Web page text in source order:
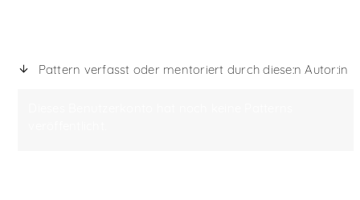
Pattern verfasst oder mentoriert durch diese:n Autor:in